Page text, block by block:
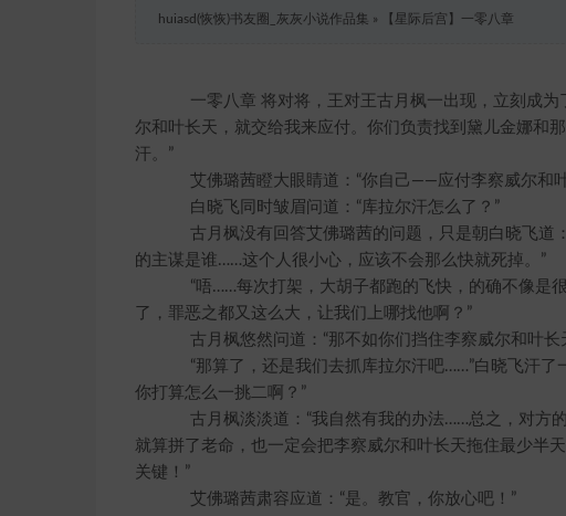
huiasd(恢恢)书友圈_灰灰小说作品集 » 【星际后宫】一零八章
一零八章 将对将，王对王古月枫一出现，立刻成为
尔和叶长天，就交给我来应付。你们负责找到黛儿金娜和
汗。”
艾佛璐茜瞪大眼睛道：“你自己——应付李察威尔和
白晓飞同时皱眉问道：“库拉尔汗怎么了？”
古月枫没有回答艾佛璐茜的问题，只是朝白晓飞道
的主谋是谁……这个人很小心，应该不会那么快就死掉。”
“唔……每次打架，大胡子都跑的飞快，的确不像是很
了，罪恶之都又这么大，让我们上哪找他啊？”
古月枫悠然问道：“那不如你们挡住李察威尔和叶长
“那算了，还是我们去抓库拉尔汗吧……”白晓飞汗了
你打算怎么一挑二啊？”
古月枫淡淡道：“我自然有我的办法……总之，对方的
就算拼了老命，也一定会把李察威尔和叶长天拖住最少半
关键！”
艾佛璐茜肃容应道：“是。教官，你放心吧！”